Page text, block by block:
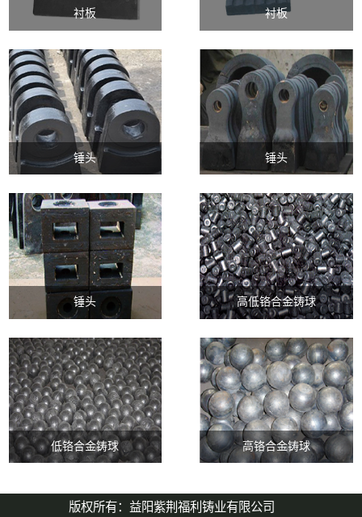
衬板 衬板
锤头 锤头
锤头 高低铬合金铸球
低铬合金铸球 高铬合金铸球
版权所有：益阳紫荆福利铸业有限公司